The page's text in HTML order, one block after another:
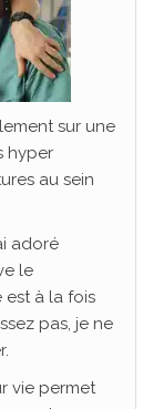
sur une
hyper
au sein
adoré
le
est à la fois
pas, je ne
vie permet